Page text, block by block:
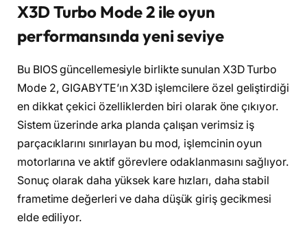
X3D Turbo Mode 2 ile oyun
performansında yeni seviye
Bu BIOS güncellemesiyle birlikte sunulan X3D Turbo
Mode 2, GIGABYTE’ın X3D işlemcilere özel geliştirdiği
en dikkat çekici özelliklerden biri olarak öne çıkıyor.
Sistem üzerinde arka planda çalışan verimsiz iş
parçacıklarını sınırlayan bu mod, işlemcinin oyun
motorlarına ve aktif görevlere odaklanmasını sağlıyor.
Sonuç olarak daha yüksek kare hızları, daha stabil
frametime değerleri ve daha düşük giriş gecikmesi
elde ediliyor.